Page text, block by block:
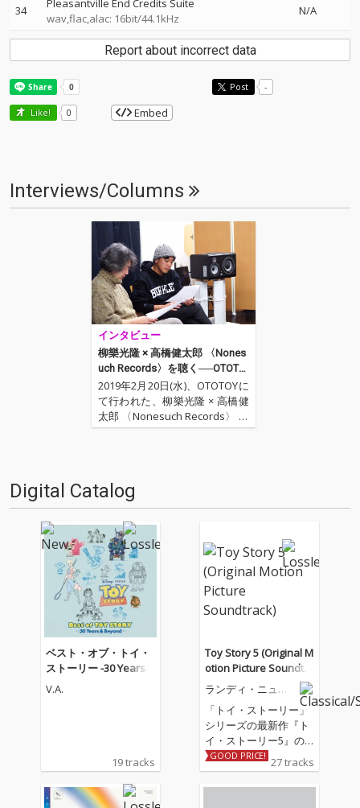
34
Pleasantville End Credits Suite
wav,flac,alac: 16bit/44.1kHz
N/A
Report about incorrect data
Post -
Like! 0 Embed
Interviews/Columns
インタビュー
柳樂光隆 × 高橋健太郎 〈Nones
uch Records〉を聴く──OTOTO
Yハイレゾ試聴会Vol.2レポート
2019年2月20日(水)、OTOTOYに
て行われた、柳樂光隆 × 高橋健
太郎 〈Nonesuch Records〉 を
聴くOTOTOYハイレゾ試聴会Vo
h…
Digital Catalog
ベスト・オブ・トイ・
ストーリー -30 Years &
Beyond-
V.A.
19 tracks
Toy Story 5 (Original M
otion Picture Soundtra
ck)
ランディ・ニュー
「トイ・ストーリー」
シリーズの最新作『ト
イ・ストーリー5』の
オリジナル・サウンド
トラックがデジタル配
信開始！ 今作のオリジ
GOOD PRICE! 27 tracks